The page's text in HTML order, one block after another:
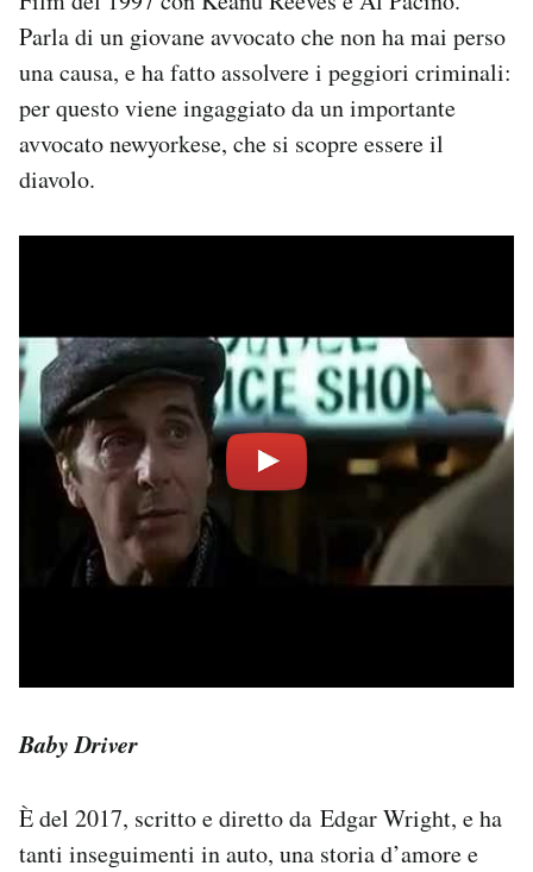
Parla di un giovane avvocato che non ha mai perso
una causa, e ha fatto assolvere i peggiori criminali:
per questo viene ingaggiato da un importante
avvocato newyorkese, che si scopre essere il
diavolo.
Baby Driver
È del 2017, scritto e diretto da Edgar Wright, e ha
tanti inseguimenti in auto, una storia d’amore e